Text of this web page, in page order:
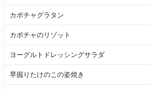
カボチャグラタン
カボチャのリゾット
ヨーグルトドレッシングサラダ
早掘りたけのこの姿焼き